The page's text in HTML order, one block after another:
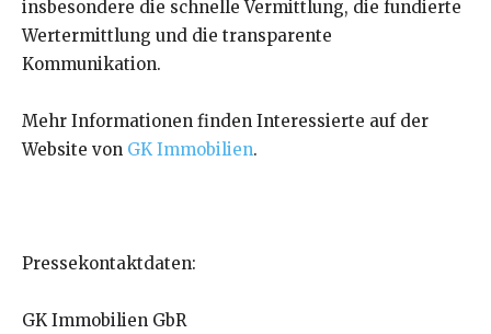
insbesondere die schnelle Vermittlung, die fundierte
Wertermittlung und die transparente
Kommunikation.
Mehr Informationen finden Interessierte auf der
Website von GK Immobilien.
Pressekontaktdaten:
GK Immobilien GbR